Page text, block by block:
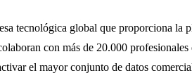
tecnológica global que proporciona la
con más de 20.000
el mayor conjunto de datos